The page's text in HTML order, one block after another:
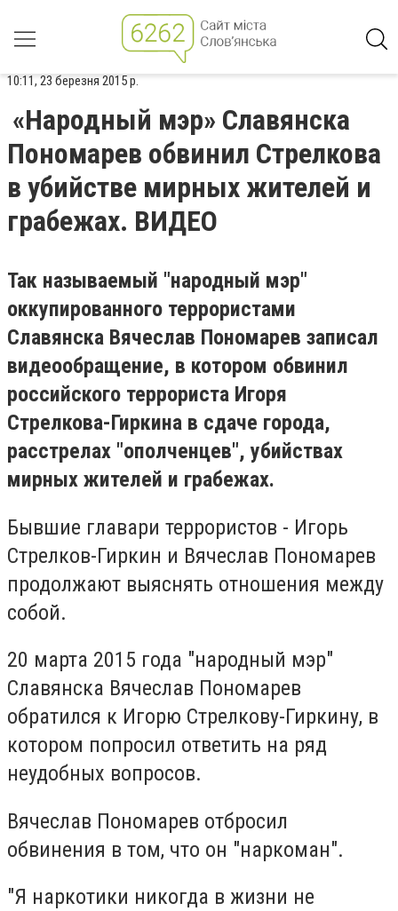
10:11, 23 березня 2015 р.
«Народный мэр» Славянска
Пономарев обвинил Стрелкова
в убийстве мирных жителей и
грабежах. ВИДЕО
Так называемый "народный мэр"
оккупированного террористами
Славянска Вячеслав Пономарев записал
видеообращение, в котором обвинил
российского террориста Игоря
Стрелкова-Гиркина в сдаче города,
расстрелах "ополченцев", убийствах
мирных жителей и грабежах.
Бывшие главари террористов - Игорь
Стрелков-Гиркин и Вячеслав Пономарев
продолжают выяснять отношения между
собой.
20 марта 2015 года "народный мэр"
Славянска Вячеслав Пономарев
обратился к Игорю Стрелкову-Гиркину, в
котором попросил ответить на ряд
неудобных вопросов.
Вячеслав Пономарев отбросил
обвинения в том, что он "наркоман".
"Я наркотики никогда в жизни не